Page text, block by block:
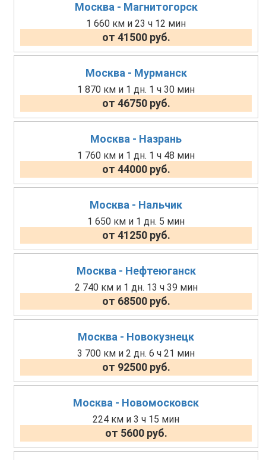
Москва - Магнитогорск
1 660 км и 23 ч 12 мин
от 41500 руб.
Москва - Мурманск
1 870 км и 1 дн. 1 ч 30 мин
от 46750 руб.
Москва - Назрань
1 760 км и 1 дн. 1 ч 48 мин
от 44000 руб.
Москва - Нальчик
1 650 км и 1 дн. 5 мин
от 41250 руб.
Москва - Нефтеюганск
2 740 км и 1 дн. 13 ч 39 мин
от 68500 руб.
Москва - Новокузнецк
3 700 км и 2 дн. 6 ч 21 мин
от 92500 руб.
Москва - Новомосковск
224 км и 3 ч 15 мин
от 5600 руб.